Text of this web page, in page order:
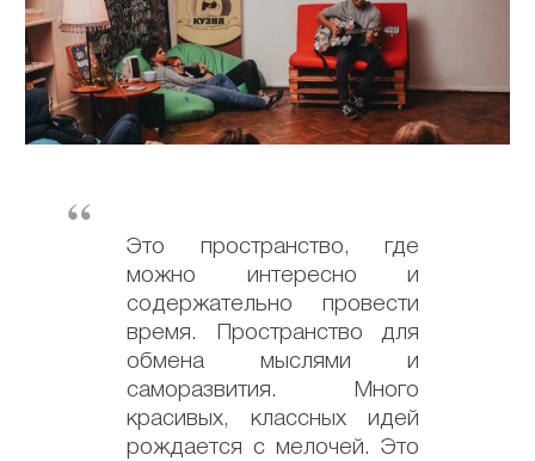
Это пространство, где
можно интересно и
содержательно провести
время. Пространство для
обмена мыслями и
саморазвития. Много
красивых, классных идей
рождается с мелочей. Это